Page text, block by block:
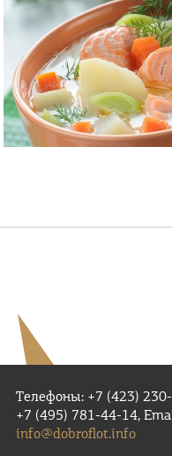
Телефоны: +7 (423)
+7 (495) 781-44-14,
info@dobroflot.info